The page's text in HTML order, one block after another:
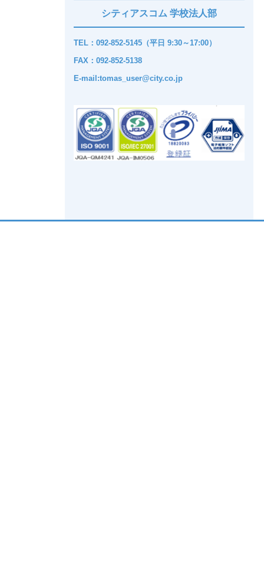
シティアスコム 学校法人部
TEL：092-852-5145（平日 9:30～17:00）
FAX：092-852-5138
E-mail:tomas_user@city.co.jp